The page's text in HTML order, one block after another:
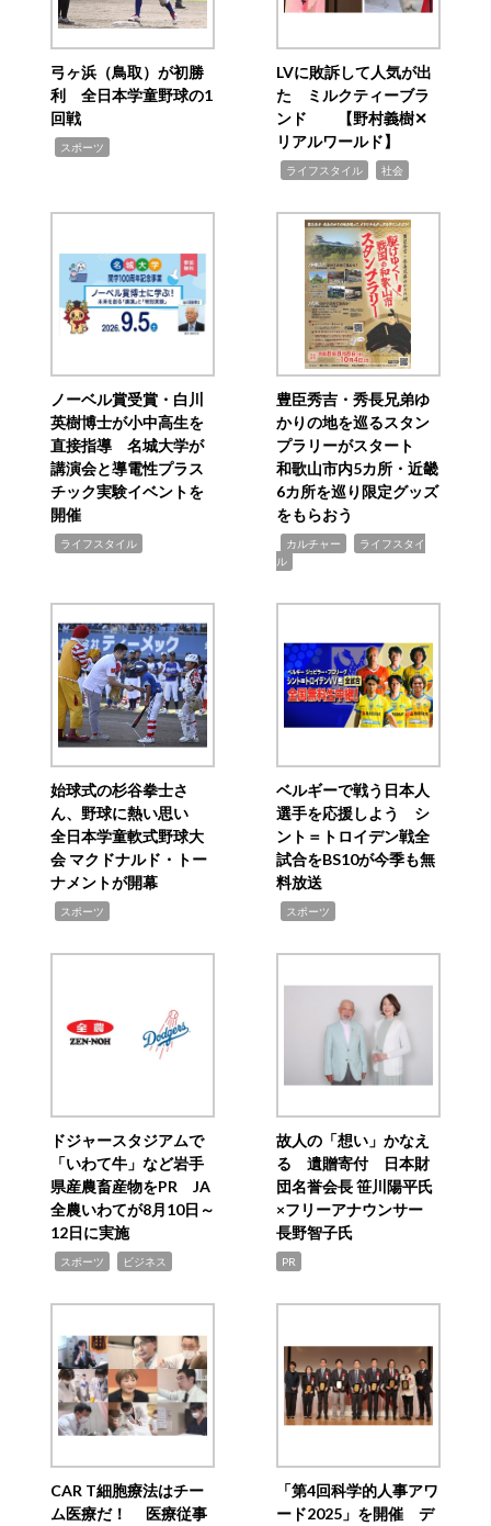
弓ヶ浜（鳥取）が初勝
利 全日本学童野球の1
回戦
スポーツ
LVに敗訴して人気が出
た ミルクティーブラ
ンド 【野村義樹✕
リアルワールド】
ライフスタイル 社会
ノーベル賞受賞・白川
英樹博士が小中高生を
直接指導 名城大学が
講演会と導電性プラス
チック実験イベントを
開催
ライフスタイル
豊臣秀吉・秀長兄弟ゆ
かりの地を巡るスタン
プラリーがスタート
和歌山市内5カ所・近畿
6カ所を巡り限定グッズ
をもらおう
カルチャー
ライフスタイ
ル
始球式の杉谷拳士さ
ん、野球に熱い思い
全日本学童軟式野球大
会 マクドナルド・トー
ナメントが開幕
スポーツ
ベルギーで戦う日本人
選手を応援しよう シ
ント＝トロイデン戦全
試合をBS10が今季も無
料放送
スポーツ
ドジャースタジアムで
「いわて牛」など岩手
県産農畜産物をPR JA
全農いわてが8月10日～
12日に実施
スポーツ ビジネス
故人の「想い」かなえ
る 遺贈寄付 日本財
団名誉会長 笹川陽平氏
×フリーアナウンサー
長野智子氏
PR
CAR T細胞療法はチー
ム医療だ！ 医療従事
「第4回科学的人事アワ
ード2025」を開催 デ